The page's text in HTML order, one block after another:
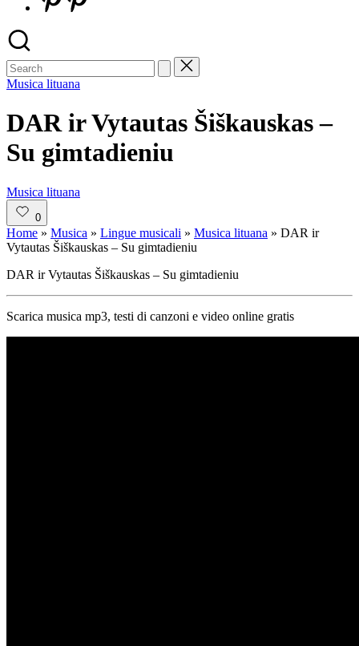
Posted
Musica lituana
DAR ir Vytautas Šiškauskas –
Su gimtadieniu
Posted
in
Musica lituana
0
Home » Musica » Lingue musicali » Musica lituana » DAR ir
Vytautas Šiškauskas – Su gimtadieniu
DAR ir Vytautas Šiškauskas – Su gimtadieniu
Scarica musica mp3, testi di canzoni e video online gratis